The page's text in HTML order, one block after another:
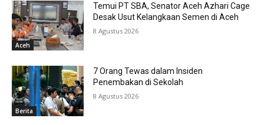
Aceh
Temui PT SBA, Senator Aceh Azhari Cage
Desak Usut Kelangkaan Semen di Aceh
8 Agustus 2026
Berita
7 Orang Tewas dalam Insiden
Penembakan di Sekolah
8 Agustus 2026